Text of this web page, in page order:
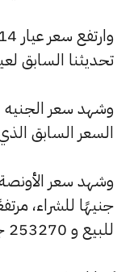
تحديثنا السابق لعيار
السعر السابق الذي كان 57400 جنيهًا للبيع
للبيع و 253270 جنيهًا للشراء.